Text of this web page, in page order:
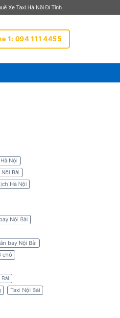
Xe Taxi Hà Nội Đi Tỉnh
1: 094 111 4455
Nội
Bài
Hà Nội
Nội Bài
bay Nội Bài
chỗ
Taxi Nội Bài